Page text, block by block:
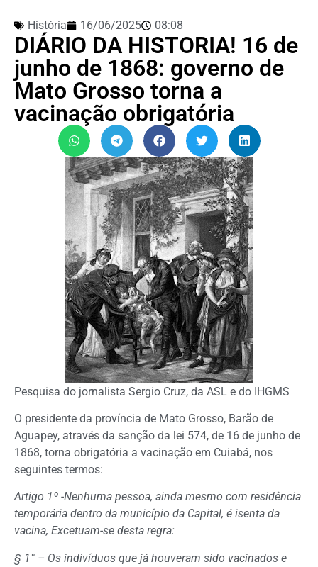
História 16/06/2025 08:08
DIÁRIO DA HISTORIA! 16 de
junho de 1868: governo de
Mato Grosso torna a
vacinação obrigatória
Pesquisa do jornalista Sergio Cruz, da ASL e do IHGMS
O presidente da província de Mato Grosso, Barão de
Aguapey, através da sanção da lei 574, de 16 de junho de
1868, torna obrigatória a vacinação em Cuiabá, nos
seguintes termos:
Artigo 1º -Nenhuma pessoa, ainda mesmo com residência
temporária dentro da município da Capital, é isenta da
vacina, Excetuam-se desta regra:
§ 1° – Os indivíduos que já houveram sido vacinados e